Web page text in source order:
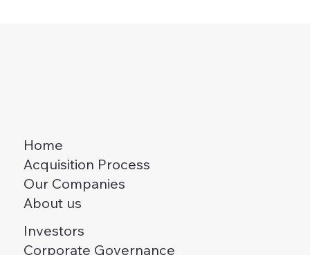
Home
Acquisition Process
Our Companies
About us
Investors
Corporate Governance